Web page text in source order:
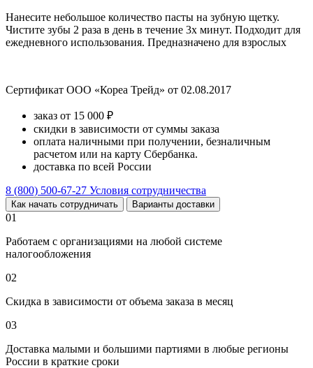
Нанесите небольшое количество пасты на зубную щетку.
Чистите зубы 2 раза в день в течение 3х минут. Подходит для
ежедневного использования. Предназначено для взрослых
Сертификат ООО «Кореа Трейд» от 02.08.2017
заказ от 15 000 ₽
скидки в зависимости от суммы заказа
оплата наличными при получении, безналичным
расчетом или на карту Сбербанка.
доставка по всей России
8 (800) 500-67-27 Условия сотрудничества
Как начать сотрудничать Варианты доставки
01
Работаем с организациями на любой системе
налогообложения
02
Скидка в зависимости от объема заказа в месяц
03
Доставка малыми и большими партиями в любые регионы
России в краткие сроки